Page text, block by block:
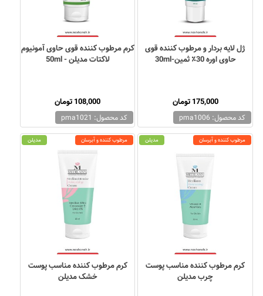
کد محصول: pma1006
ژل لایه بردار و مرطوب کننده قوی
حاوی اوره 30٪ ثمین-30ml
175,000 تومان
کد محصول: pma1021
کرم مرطوب کننده قوی حاوی آمونیوم
لاکتات مدیلن - 50ml
108,000 تومان
مرطوب کننده و آبرسان مدیلن
کرم مرطوب کننده مناسب پوست
چرب مدیلن
مرطوب کننده و آبرسان مدیلن
کرم مرطوب کننده مناسب پوست
خشک مدیلن